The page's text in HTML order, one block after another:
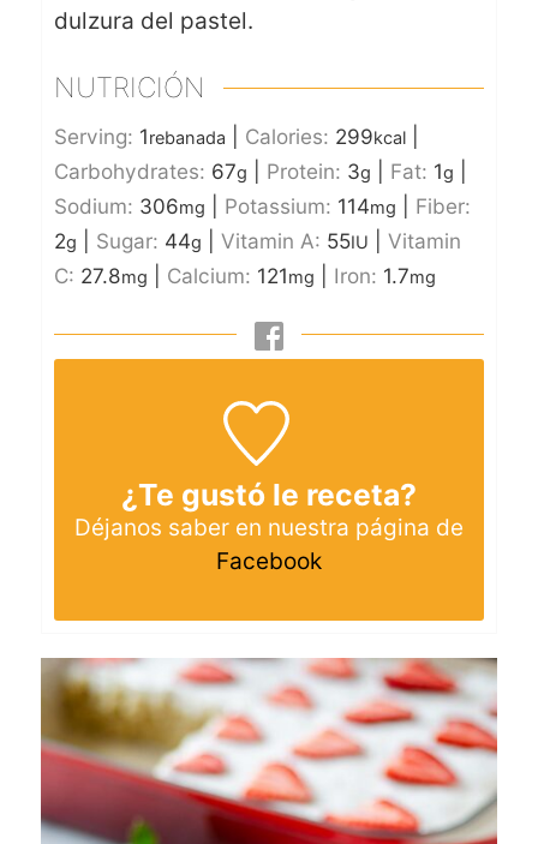
dulzura del pastel.
NUTRICIÓN
Serving: 1rebanada Calories: 299kcal|
Carbohydrates: 67g Protein: 3g Fat: 1g
Sodium: 306mg Potassium: 114mg
Fiber:
2g Sugar: 44g Vitamin A: 55IU
Vitamin
C: 27.8mg Calcium: 121mg Iron: 1.7mg
¿Te gustó le receta?
Déjanos saber en nuestra página de
Facebook